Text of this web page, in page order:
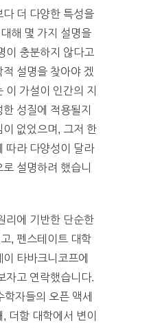
다 더 다양한 특성을
해 몇 가지 설명을
이 충분하지 않다고
설명을 찾아야 겠
이 가설이 인간의 지
성질에 적용될지
없었으며, 그저 한
따라 다양성이 달라
설명하려 했습니
리에 기반한 단순한
, 펜스테이트 대학
타바크니코프에
자고 연락했습니다.
자들의 오픈 액세
더함 대학에서 변이